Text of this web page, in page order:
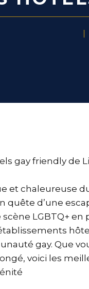
et chaleureuse
quête d’une
LGBTQ+
gay. Que
voici les